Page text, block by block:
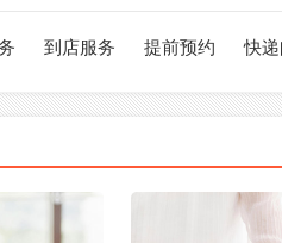
到店服务 提前预约 快